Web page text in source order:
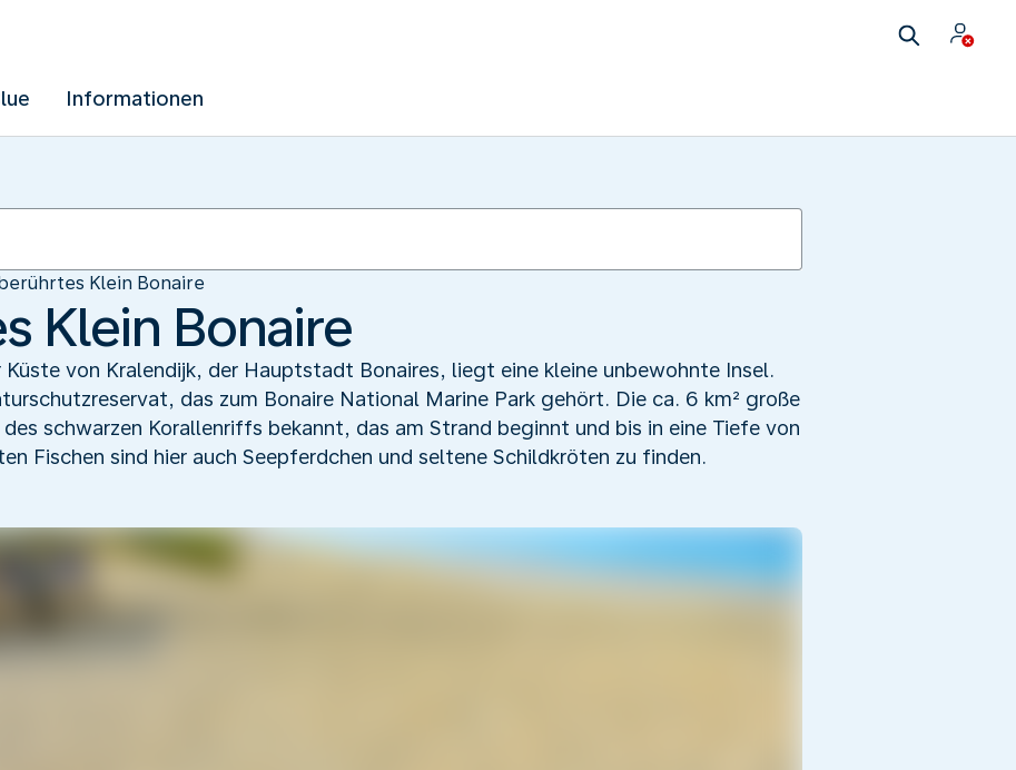
Informationen
Klein Bonaire
Klein Bonaire
von Kralendijk, der Hauptstadt Bonaires, liegt eine kleine unbewohnte Insel.
das zum Bonaire National Marine Park gehört. Die ca. 6 km² große
schwarzen Korallenriffs bekannt, das am Strand beginnt und bis in eine Tiefe von
Fischen sind hier auch Seepferdchen und seltene Schildkröten zu finden.